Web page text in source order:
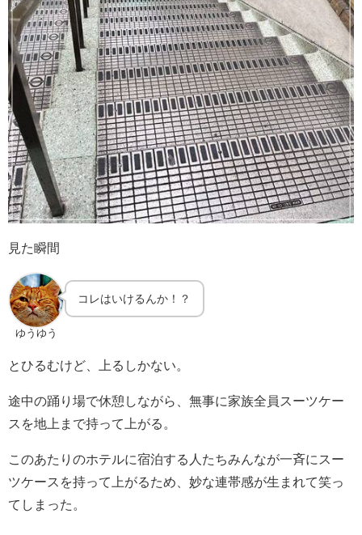
見た瞬間
ゆうゆう
コレはいけるんか！？
とひるむけど、上るしかない。
途中の踊り場で休憩しながら、無事に家族全員スーツケー
スを地上まで持って上がる。
このあたりのホテルに宿泊する人たちみんなが一斉にスー
ツケースを持って上がるため、妙な連帯感が生まれて笑っ
てしまった。